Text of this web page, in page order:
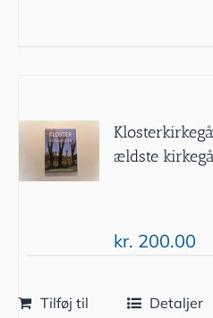
ældste
kr. 200.00
Tilføj til
Detaljer